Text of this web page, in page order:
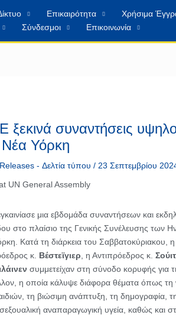
Επικαιρότητα Χρήσιμα
Σύνδεσμοι Επικοινωνία
ξεκινά συναντήσεις
Νέα Υόρκη
- Δελτία τύπου / 23 Σεπτεμβρίου
μια εβδομάδα συναντήσεων και
στο πλαίσιο της Γενικής Συνέλευσης των
Κατά τη διάρκεια του Σαββατοκύριακου, η
κ. Βέστεϊγιερ , η Αντιπρόεδρος κ.
συμμετείχαν στη σύνοδο κορυφής για
η οποία κάλυψε διάφορα θέματα όπως τη
τη βιώσιμη ανάπτυξη, τη δημογραφία,
αναπαραγωγική υγεία, καθώς και